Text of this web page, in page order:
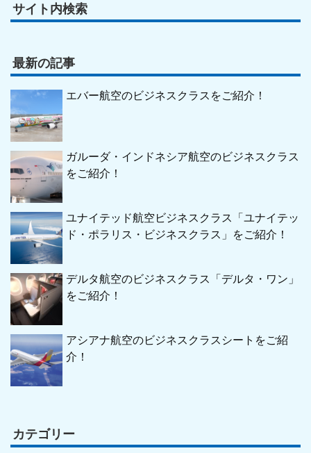
サイト内検索
最新の記事
エバー航空のビジネスクラスをご紹介！
ガルーダ・インドネシア航空のビジネスクラス
をご紹介！
ユナイテッド航空ビジネスクラス「ユナイテッ
ド・ポラリス・ビジネスクラス」をご紹介！
デルタ航空のビジネスクラス「デルタ・ワン」
をご紹介！
アシアナ航空のビジネスクラスシートをご紹
介！
カテゴリー